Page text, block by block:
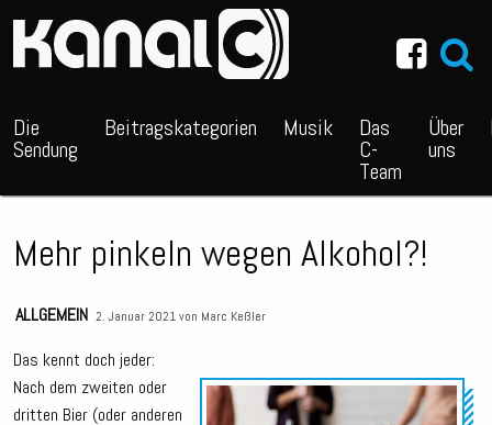
Die
Sendung
Beitragskategorien Musik Das
C-
Team
Über
uns
Mehr pinkeln wegen Alkohol?!
ALLGEMEIN 2. Januar 2021 von Marc Keßler
Das kennt doch jeder:
Nach dem zweiten oder
dritten Bier (oder anderen